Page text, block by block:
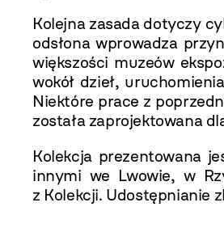
Kolejna zasada dotyczy
odsłona wprowadza
większości muzeów
wokół dzieł,
Niektóre prace z
została zaprojektowana
Kolekcja prezentowana
innymi we Lwowie, w
z Kolekcji. Udostępnianie